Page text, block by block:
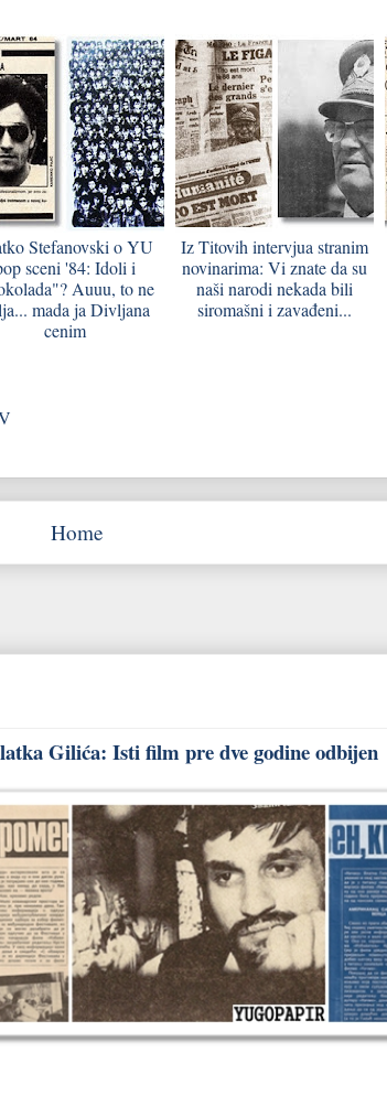
Stefanovski o YU
sceni '84: Idoli i
Auuu, to ne
mada ja Divljana
cenim
Iz Titovih intervjua stranim
novinarima: Vi znate da su
naši narodi nekada bili
siromašni i zavađeni...
Home
Gilića: Isti film pre dve godine odbijen